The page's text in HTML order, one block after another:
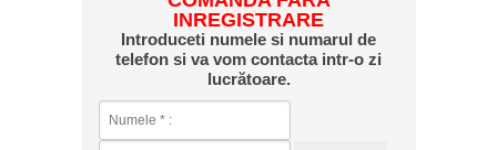
INREGISTRARE
Introduceti numele si numarul de
telefon si va vom contacta intr-o zi
lucrătoare.